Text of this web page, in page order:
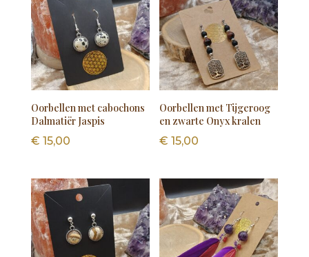
Oorbellen met cabochons
Dalmatiër Jaspis
€ 15,00
Oorbellen met Tijgeroog
en zwarte Onyx kralen
€ 15,00